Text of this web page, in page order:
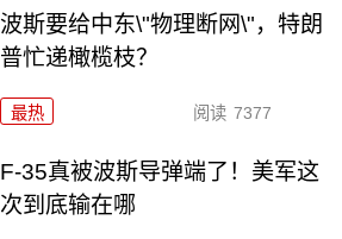
波斯要给中东\"物理断网\"，特朗
普忙递橄榄枝？
最热 阅读 7377
F-35真被波斯导弹端了！美军这
次到底输在哪